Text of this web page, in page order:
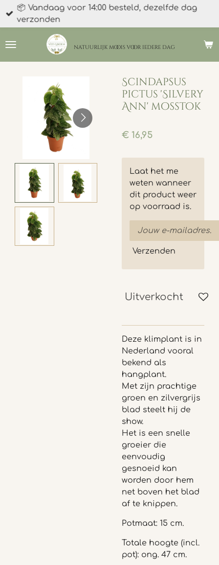
Ga
direct
de
natuurlijk moois voor iedere dag
📦 Vandaag voor 14:00 besteld, dezelfde dag
verzonden
Scindapsus
pictus 'Silvery
Ann' mosstok
€ 16,95
Laat het me
weten wanneer
dit product weer
op voorraad is.
Verzenden
Uitverkocht
Deze klimplant is in
Nederland vooral
bekend als
hangplant.
Met zijn prachtige
groen en zilvergrijs
blad steelt hij de
show.
Het is een snelle
groeier die
eenvoudig
gesnoeid kan
worden door hem
net boven het blad
af te knippen.
Potmaat: 15 cm.
Totale hoogte (incl.
pot): ong. 47 cm.